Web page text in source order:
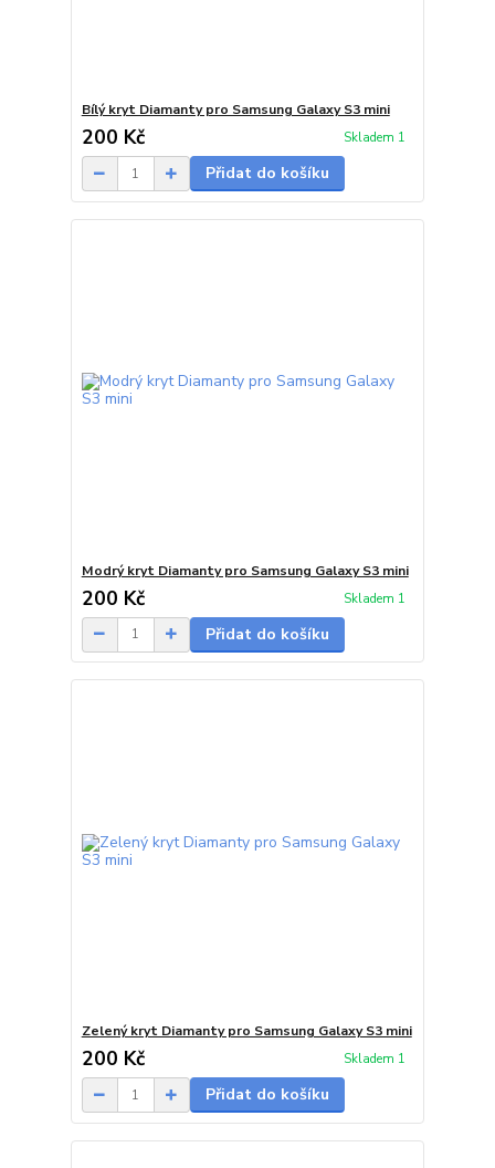
Bílý kryt Diamanty pro Samsung Galaxy S3 mini
200 Kč Skladem 1
Přidat do košíku
Modrý kryt Diamanty pro Samsung Galaxy S3 mini
200 Kč Skladem 1
Přidat do košíku
Zelený kryt Diamanty pro Samsung Galaxy S3 mini
200 Kč Skladem 1
Přidat do košíku